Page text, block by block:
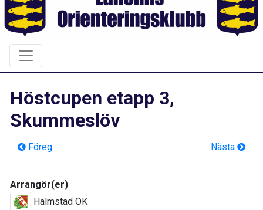
Höstcupen etapp 3,
Skummeslöv
Föreg Nästa
Arrangör(er)
Halmstad OK